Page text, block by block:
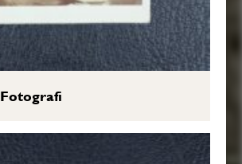
Fotografi